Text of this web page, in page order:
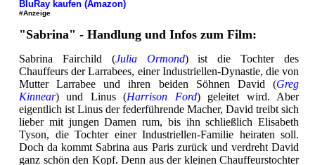
BluRay kaufen (Amazon)
#Anzeige
"Sabrina" - Handlung und Infos zum Film:
Sabrina Fairchild (Julia Ormond) ist die Tochter des
Chauffeurs der Larrabees, einer Industriellen-Dynastie, die von
Mutter Larrabee und ihren beiden Söhnen David (Greg
Kinnear) und Linus (Harrison Ford) geleitet wird. Aber
eigentlich ist Linus der federführende Macher, David treibt sich
lieber mit jungen Damen rum, bis ihn schließlich Elisabeth
Tyson, die Tochter einer Industriellen-Familie heiraten soll.
Doch da kommt Sabrina aus Paris zurück und verdreht David
ganz schön den Kopf. Denn aus der kleinen Chauffeurstochter